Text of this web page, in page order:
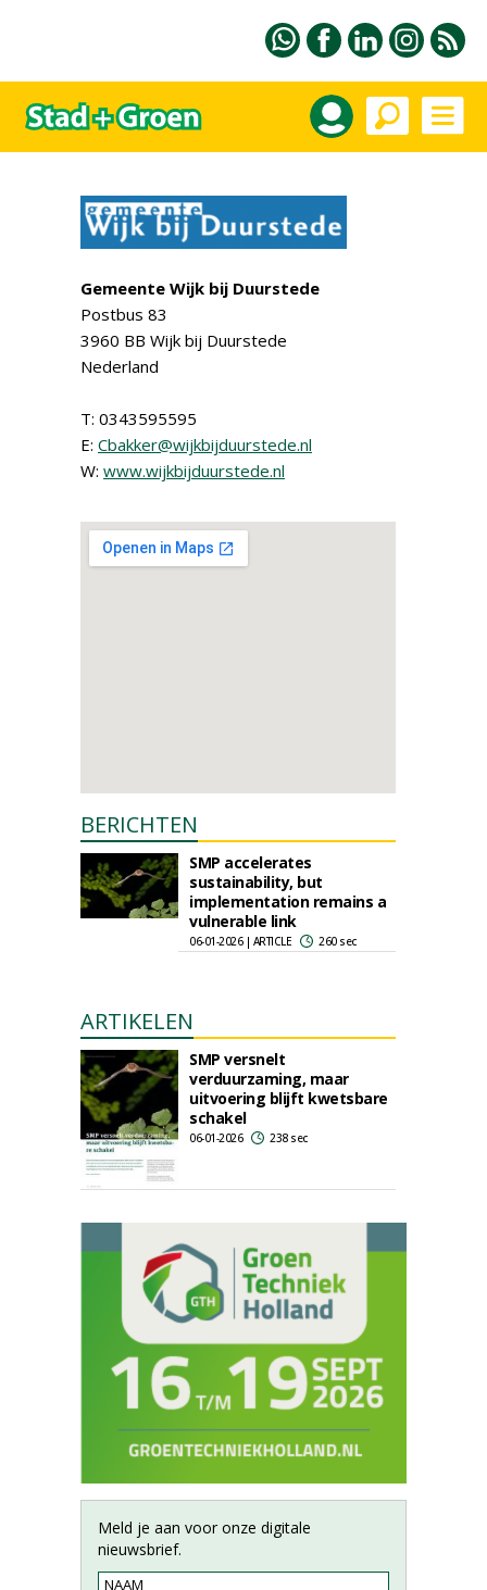
Gemeente Wijk bij Duurstede
Postbus 83
3960 BB Wijk bij Duurstede
Nederland
T: 0343595595
E: Cbakker@wijkbijduurstede.nl
W: www.wijkbijduurstede.nl
BERICHTEN
SMP accelerates
sustainability, but
implementation remains a
vulnerable link
06-01-2026 | ARTICLE 260 sec
ARTIKELEN
SMP versnelt
verduurzaming, maar
uitvoering blijft kwetsbare
schakel
06-01-2026 238 sec
Meld je aan voor onze digitale
nieuwsbrief.